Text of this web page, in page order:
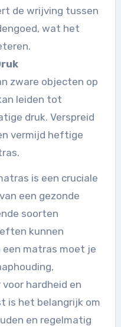
de wrijving tussen
wat het
zware objecten op
leiden tot
druk. Verspreid
vermijd heftige
is een cruciale
een gezonde
soorten
kunnen
een matras moet je
hardheid en
is het belangrijk om
en regelmatig